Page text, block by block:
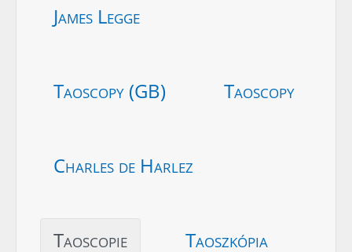
James Legge
Taoscopy (GB) Taoscopy
Charles de Harlez
Taoscopie Taoszkópia